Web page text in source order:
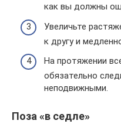
как вы должны
Увеличьте
к другу и
На протяжении
обязательно
неподвижными.
Поза «в седле»